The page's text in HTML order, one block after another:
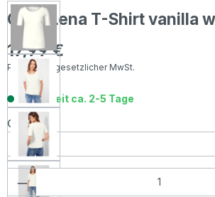
Cecil Lena T-Shirt vanilla
Regulärer Preis:
17,99 €
Preise inkl. gesetzlicher MwSt.
Lieferzeit ca. 2-5 Tage
Größeauswählen
Produkt Anzahl: Gib den